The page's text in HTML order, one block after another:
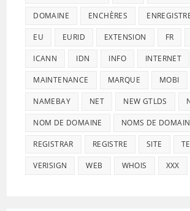
DOMAINE ENCHÈRES
EU EURID EXTENSION FR
ICANN IDN INFO INTERNET
MAINTENANCE MARQUE MOBI
NAMEBAY NET NEW GTLDS
NOM DE DOMAINE NOMS DE
REGISTRAR REGISTRE SITE
VERISIGN WEB WHOIS XXX